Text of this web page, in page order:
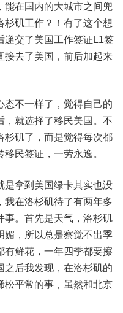
能在国内的大城市之间兜
杉矶工作？！有了这个想
递交了美国工作签证L1签
接去了美国，前后加起来
态不一样了，觉得自己的
，就选择了移民美国。不
杉矶了，而是觉得每次都
民签证，一劳永逸。
是拿到美国绿卡其实也没
我在洛杉矶待了有两年多
事。首先是天气，洛杉矶
媚，所以总是察觉不出季
有鲜花，一年四季都要擦
之后我发现，在洛杉矶的
松平常的事，虽然和北京